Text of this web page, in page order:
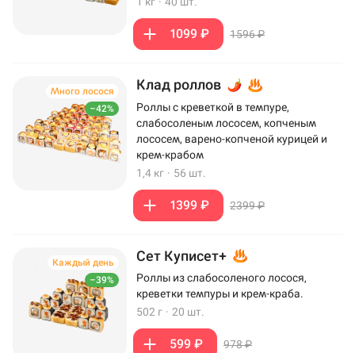
1099 ₽ 1596 ₽
–42%
Много лосося Клад роллов
Роллы с креветкой в темпуре,
слабосоленым лососем, копченым
лососем, варено-копченой курицей и
крем-крабом
1,4 кг · 56 шт.
1399 ₽ 2399 ₽
–39%
Каждый день Сет Куписет+
Роллы из слабосоленого лосося,
креветки темпуры и крем-краба.
502 г · 20 шт.
599 ₽ 978 ₽